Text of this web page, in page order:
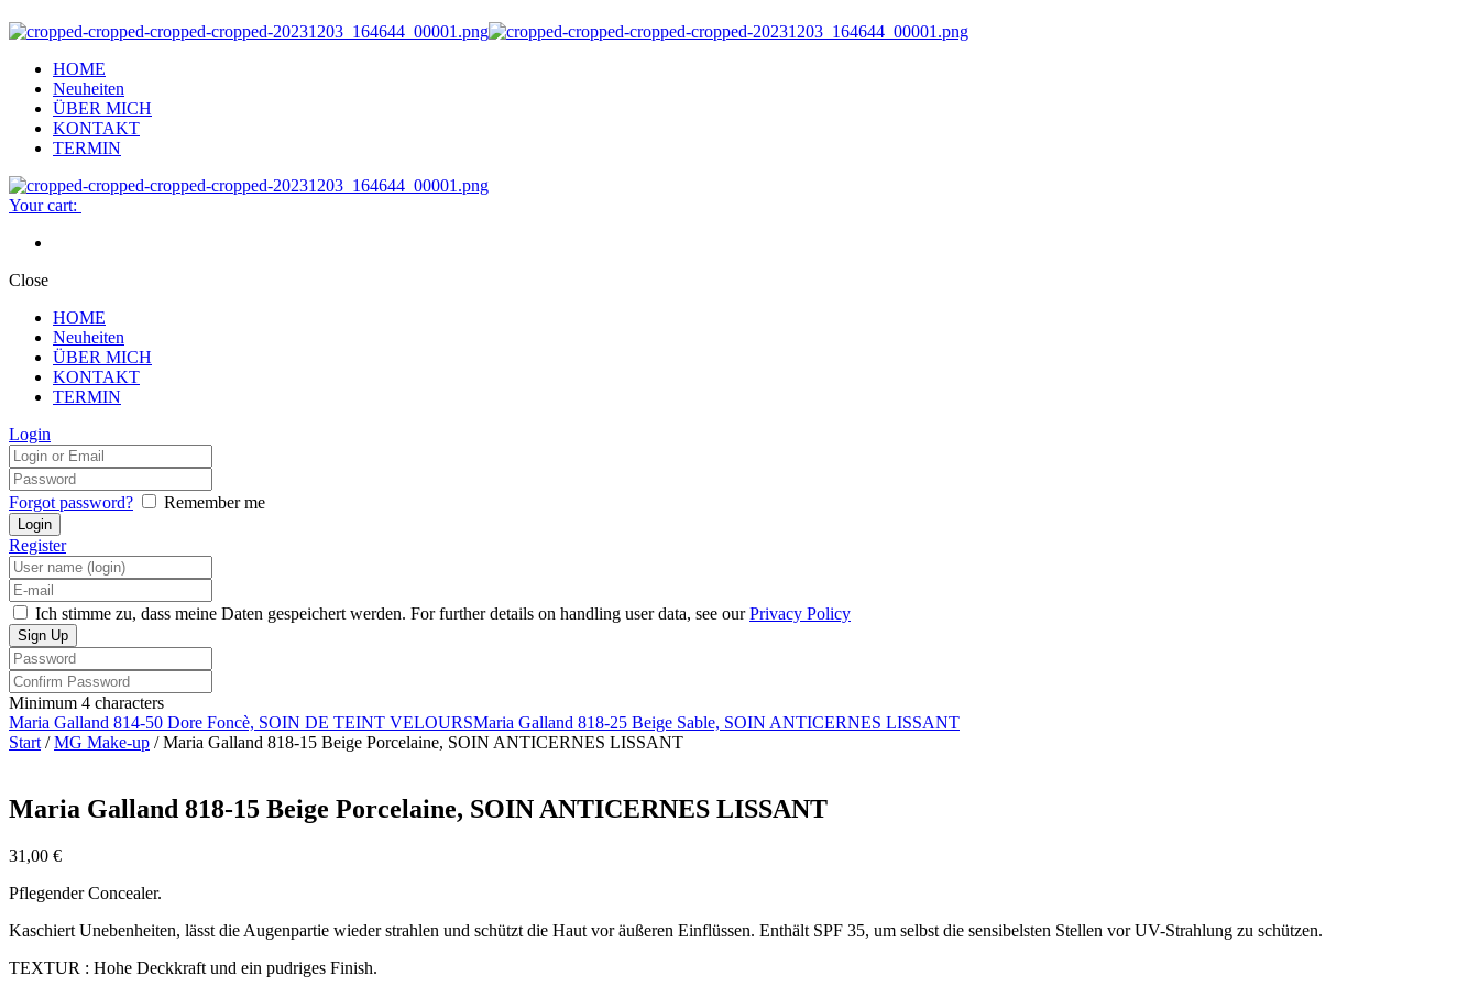
HOME
Neuheiten
ÜBER MICH
KONTAKT
TERMIN
Your cart:
Close
HOME
Neuheiten
ÜBER MICH
KONTAKT
TERMIN
Login
Forgot password? Remember me
Register
Ich stimme zu, dass meine Daten gespeichert werden. For further details on handling user data, see ourPrivacy Policy
Minimum 4 characters
Maria Galland 814-50 Dore Foncè, SOIN DE TEINT VELOURSMaria Galland 818-25 Beige Sable, SOIN ANTICERNES LISSANT
Start /MG Make-up / Maria Galland 818-15 Beige Porcelaine, SOIN ANTICERNES LISSANT
Maria Galland 818-15 Beige Porcelaine, SOIN ANTICERNES LISSANT
31,00 €
Pflegender Concealer.
Kaschiert Unebenheiten, lässt die Augenpartie wieder strahlen und schützt die Haut vor äußeren Einflüssen. Enthält SPF 35, um selbst die sensibelsten Stellen vor UV-Strahlung zu schützen.
TEXTUR : Hohe Deckkraft und ein pudriges Finish.